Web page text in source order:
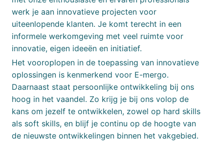
werk je aan innovatieve projecten voor
uiteenlopende klanten. Je komt terecht in een
informele werkomgeving met veel ruimte voor
innovatie, eigen ideeën en initiatief.
Het vooroplopen in de toepassing van innovatieve
oplossingen is kenmerkend voor E-mergo.
Daarnaast staat persoonlijke ontwikkeling bij ons
hoog in het vaandel. Zo krijg je bij ons volop de
kans om jezelf te ontwikkelen, zowel op hard skills
als soft skills, en blijf je continu op de hoogte van
de nieuwste ontwikkelingen binnen het vakgebied.